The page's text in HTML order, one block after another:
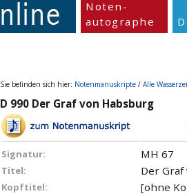
Noten-
autographe
Sie befinden sich hier: Notenmanuskripte / Alle
D 990 Der Graf von Habsburg
Signatur: MH 67
Titel: Der
Kopftitel: [ohne